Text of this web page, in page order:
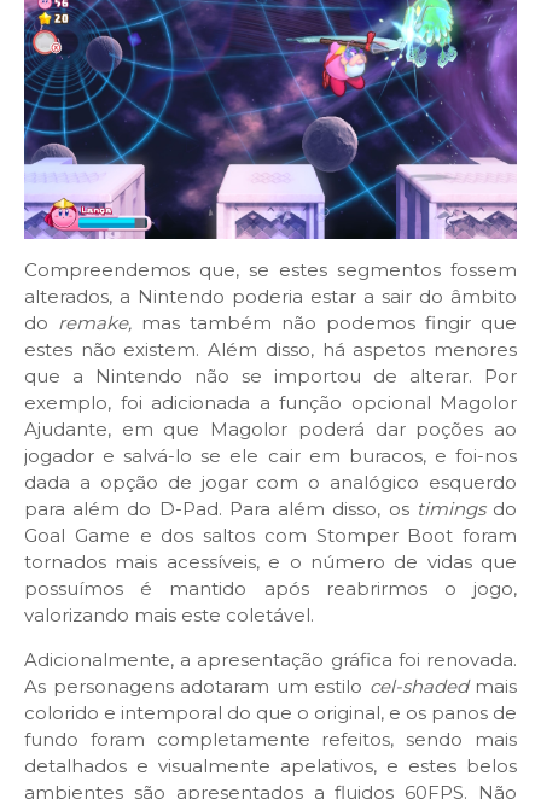
Compreendemos que, se estes segmentos fossem
alterados, a Nintendo poderia estar a sair do âmbito
do remake, mas também não podemos fingir que
estes não existem. Além disso, há aspetos menores
que a Nintendo não se importou de alterar. Por
exemplo, foi adicionada a função opcional Magolor
Ajudante, em que Magolor poderá dar poções ao
jogador e salvá-lo se ele cair em buracos, e foi-nos
dada a opção de jogar com o analógico esquerdo
para além do D-Pad. Para além disso, os timingsdo
Goal Game e dos saltos com Stomper Boot foram
tornados mais acessíveis, e o número de vidas que
possuímos é mantido após reabrirmos o jogo,
valorizando mais este coletável.
Adicionalmente, a apresentação gráfica foi renovada.
As personagens adotaram um estilo cel-shadedmais
colorido e intemporal do que o original, e os panos de
fundo foram completamente refeitos, sendo mais
detalhados e visualmente apelativos, e estes belos
ambientes são apresentados a fluidos 60FPS. Não